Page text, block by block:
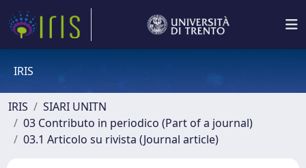
IRIS
IRIS
SIARI UNITN
03 Contributo in periodico (Part of a journal)
03.1 Articolo su rivista (Journal article)